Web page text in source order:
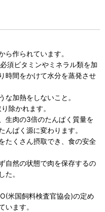
ら作られています。
須ビタミンやミネラル類を加
時間をかけて水分を蒸発させ
な加熱をしないこと。
除かれます。
生肉の3倍のたんぱく質量を
ぱく源に変わります。
たくさん摂取でき、食の安全
自然の状態で肉を保存するの
た。
米国飼料検査官協会)の定め
います。